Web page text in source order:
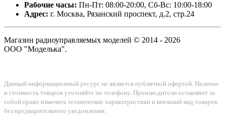
Рабочие часы: Пн-Пт: 08:00-20:00, Сб-Вс: 10:00-18:00
Адрес: г. Москва, Рязанский проспект, д.2, стр.24
Магазин радиоуправляемых моделей © 2014 - 2026
ООО "Моделька".
Данный информационный ресурс не является публичной офертой. Наличие
и стоимость товаров уточняйте по телефону. Производители оставляют за
собой право изменять технические характеристики и внешний вид товаров
без предварительного уведомления.